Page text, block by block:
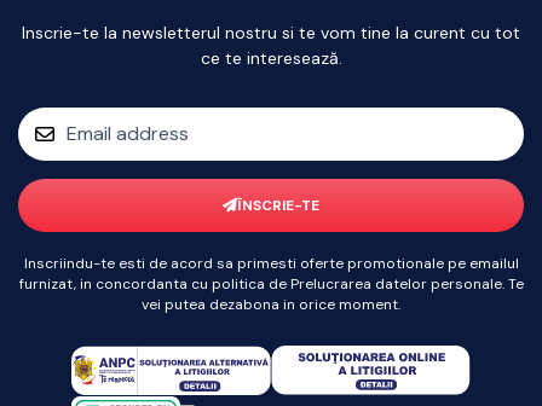
Inscrie-te la newsletterul nostru si te vom tine la curent cu tot
ce te interesează.
ÎNSCRIE-TE
Inscriindu-te esti de acord sa primesti oferte promotionale pe emailul
furnizat, in concordanta cu politica de Prelucrarea datelor personale. Te
vei putea dezabona in orice moment.